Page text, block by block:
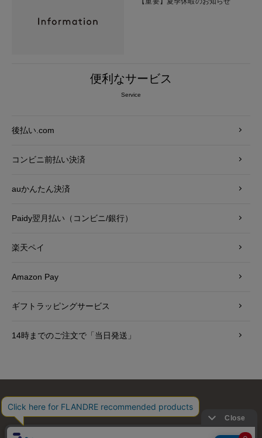
便利なサービス
Service
後払い.com
コンビニ前払い決済
auかんたん決済
Paidy翌月払い（コンビニ/銀行）
楽天ペイ
Amazon Pay
ギフトラッピングサービス
14時までのご注文で「当日発送」